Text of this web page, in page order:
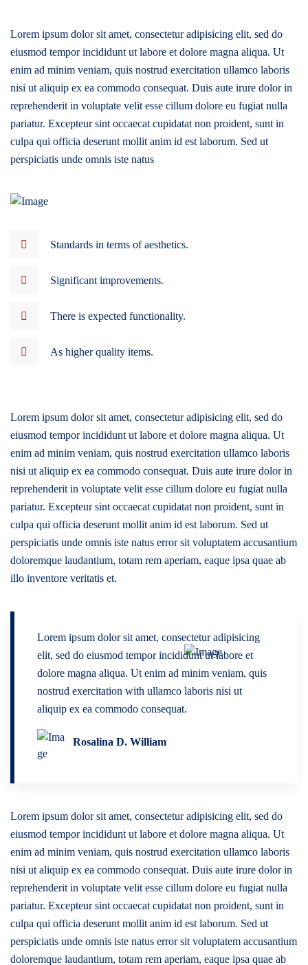
Lorem ipsum dolor sit amet, consectetur adipisicing elit, sed do
eiusmod tempor incididunt ut labore et dolore magna aliqua. Ut
enim ad minim veniam, quis nostrud exercitation ullamco laboris
nisi ut aliquip ex ea commodo consequat. Duis aute irure dolor in
reprehenderit in voluptate velit esse cillum dolore eu fugiat nulla
pariatur. Excepteur sint occaecat cupidatat non proident, sunt in
culpa qui officia deserunt mollit anim id est laborum. Sed ut
perspiciatis unde omnis iste natus
Standards in terms of aesthetics.
Significant improvements.
There is expected functionality.
As higher quality items.
Lorem ipsum dolor sit amet, consectetur adipisicing elit, sed do
eiusmod tempor incididunt ut labore et dolore magna aliqua. Ut
enim ad minim veniam, quis nostrud exercitation ullamco laboris
nisi ut aliquip ex ea commodo consequat. Duis aute irure dolor in
reprehenderit in voluptate velit esse cillum dolore eu fugiat nulla
pariatur. Excepteur sint occaecat cupidatat non proident, sunt in
culpa qui officia deserunt mollit anim id est laborum. Sed ut
perspiciatis unde omnis iste natus error sit voluptatem accusantium
doloremque laudantium, totam rem aperiam, eaque ipsa quae ab
illo inventore veritatis et.
Lorem ipsum dolor sit amet, consectetur adipisicing
elit, sed do eiusmod tempor incididunt ut labore et
dolore magna aliqua. Ut enim ad minim veniam, quis
nostrud exercitation with ullamco laboris nisi ut
aliquip ex ea commodo consequat.
Rosalina D. William
Lorem ipsum dolor sit amet, consectetur adipisicing elit, sed do
eiusmod tempor incididunt ut labore et dolore magna aliqua. Ut
enim ad minim veniam, quis nostrud exercitation ullamco laboris
nisi ut aliquip ex ea commodo consequat. Duis aute irure dolor in
reprehenderit in voluptate velit esse cillum dolore eu fugiat nulla
pariatur. Excepteur sint occaecat cupidatat non proident, sunt in
culpa qui officia deserunt mollit anim id est laborum. Sed ut
perspiciatis unde omnis iste natus error sit voluptatem accusantium
doloremque laudantium, totam rem aperiam, eaque ipsa quae ab